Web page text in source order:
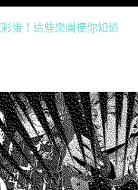
蛋！這些樂團梗你知道